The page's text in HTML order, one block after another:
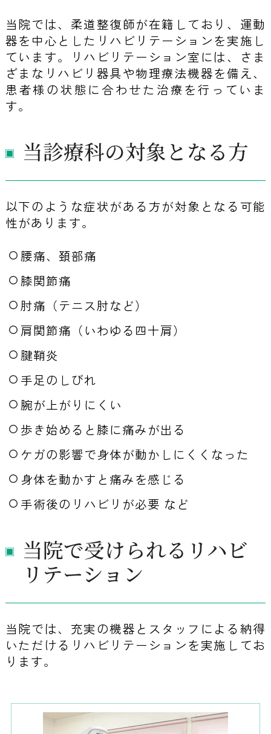
当院では、柔道整復師が在籍しており、運動
器を中心としたリハビリテーションを実施し
ています。リハビリテーション室には、さま
ざまなリハビリ器具や物理療法機器を備え、
患者様の状態に合わせた治療を行っていま
す。
当診療科の対象となる方
以下のような症状がある方が対象となる可能
性があります。
腰痛、頚部痛
膝関節痛
肘痛（テニス肘など）
肩関節痛（いわゆる四十肩）
腱鞘炎
手足のしびれ
腕が上がりにくい
歩き始めると膝に痛みが出る
ケガの影響で身体が動かしにくくなった
身体を動かすと痛みを感じる
手術後のリハビリが必要 など
当院で受けられるリハビ
リテーション
当院では、充実の機器とスタッフによる納得
いただけるリハビリテーションを実施してお
ります。